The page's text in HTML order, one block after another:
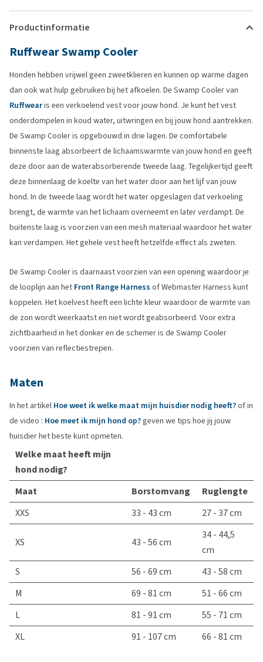
Productinformatie
Ruffwear Swamp Cooler
Honden hebben vrijwel geen zweetklieren en kunnen op warme dagen
dan ook wat hulp gebruiken bij het afkoelen. De Swamp Cooler van
Ruffwearis een verkoelend vest voor jouw hond. Je kunt het vest
onderdompelen in koud water, uitwringen en bij jouw hond aantrekken.
De Swamp Cooler is opgebouwd in drie lagen. De comfortabele
binnenste laag absorbeert de lichaamswarmte van jouw hond en geeft
deze door aan de waterabsorberende tweede laag. Tegelijkertijd geeft
deze binnenlaag de koelte van het water door aan het lijf van jouw
hond. In de tweede laag wordt het water opgeslagen dat verkoeling
brengt, de warmte van het lichaam overneemt en later verdampt. De
buitenste laag is voorzien van een mesh materiaal waardoor het water
kan verdampen. Het gehele vest heeft hetzelfde effect als zweten.
De Swamp Cooler is daarnaast voorzien van een opening waardoor je
de looplijn aan het Front Range Harness of Webmaster Harness kunt
koppelen. Het koelvest heeft een lichte kleur waardoor de warmte van
de zon wordt weerkaatst en niet wordt geabsorbeerd. Voor extra
zichtbaarheid in het donker en de schemer is de Swamp Cooler
voorzien van reflectiestrepen.
Maten
In het artikel Hoe weet ik welke maat mijn huisdier nodig heeft?of in
de video : Hoe meet ik mijn hond op?geven we tips hoe jij jouw
huisdier het beste kunt opmeten.
Welke maat heeft mijn
hond nodig?
Maat
Borstomvang
Ruglengte
XXS
33 - 43 cm 27 - 37 cm
XS 43 - 56 cm
34 - 44,5
cm
S
56 - 69 cm
43 - 58 cm
M
69 - 81 cm
51 - 66 cm
L
81 - 91 cm
55 - 71 cm
XL
91 - 107 cm 66 - 81 cm